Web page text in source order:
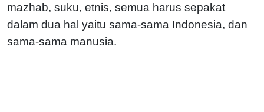
mazhab, suku, etnis, semua harus sepakat
dalam dua hal yaitu sama-sama Indonesia, dan
sama-sama manusia.